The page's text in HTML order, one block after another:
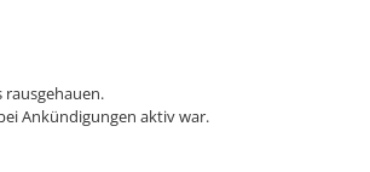
Ankündigungen aktiv war.